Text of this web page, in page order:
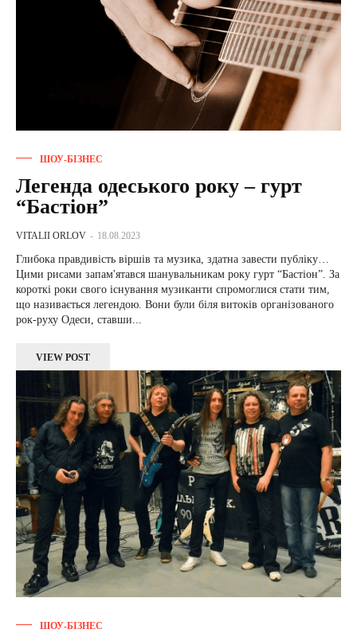
ШОУ-БІЗНЕС
Легенда одеського року – гурт
“Бастіон”
VITALII ORLOV - 18.08.2023
Глибока правдивість віршів та музика, здатна завести публіку…
Цими рисами запам'ятався шанувальникам року гурт “Бастіон”. За
короткі роки свого існування музиканти спромоглися стати тим,
що називається легендою. Вони були біля витоків організованого
рок-руху Одеси, ставши...
VIEW POST
ШОУ-БІЗНЕС